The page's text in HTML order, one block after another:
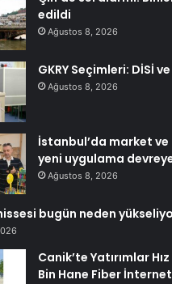
edildi
Ağustos 8, 2026
GKRY Seçimleri: DİSİ
Ağustos 8, 2026
İstanbul’da market
yeni uygulama
Ağustos 8, 2026
bugün neden
Canik’te Yatırımlar
Bin Hane Fiber